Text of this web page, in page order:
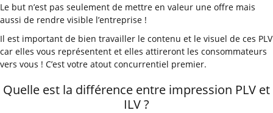
Le but n’est pas seulement de mettre en valeur une offre mais
aussi de rendre visible l’entreprise !
Il est important de bien travailler le contenu et le visuel de ces PLV
car elles vous représentent et elles attireront les consommateurs
vers vous ! C’est votre atout concurrentiel premier.
Quelle est la différence entre impression PLV et
ILV ?